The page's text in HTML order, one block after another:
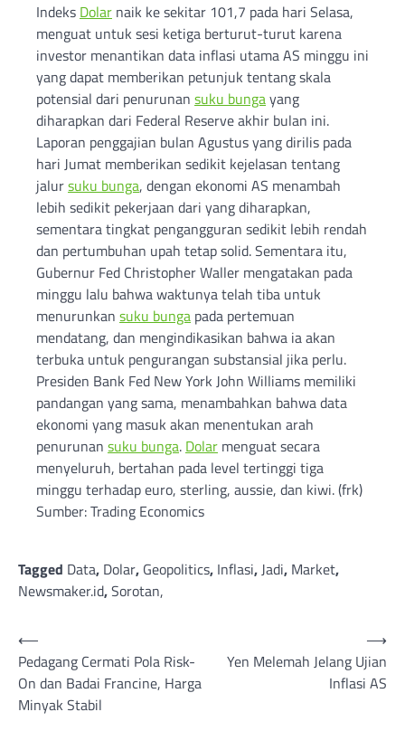
Indeks Dolar naik ke sekitar 101,7 pada hari Selasa,
menguat untuk sesi ketiga berturut-turut karena
investor menantikan data inflasi utama AS minggu ini
yang dapat memberikan petunjuk tentang skala
potensial dari penurunan suku bungayang
diharapkan dari Federal Reserve akhir bulan ini.
Laporan penggajian bulan Agustus yang dirilis pada
hari Jumat memberikan sedikit kejelasan tentang
jalursuku bunga, dengan ekonomi AS menambah
lebih sedikit pekerjaan dari yang diharapkan,
sementara tingkat pengangguran sedikit lebih rendah
dan pertumbuhan upah tetap solid. Sementara itu,
Gubernur Fed Christopher Waller mengatakan pada
minggu lalu bahwa waktunya telah tiba untuk
menurunkan suku bunga pada pertemuan
mendatang, dan mengindikasikan bahwa ia akan
terbuka untuk pengurangan substansial jika perlu.
Presiden Bank Fed New York John Williams memiliki
pandangan yang sama, menambahkan bahwa data
ekonomi yang masuk akan menentukan arah
penurunan suku bunga. Dolar menguat secara
menyeluruh, bertahan pada level tertinggi tiga
minggu terhadap euro, sterling, aussie, dan kiwi. (frk)
Sumber: Trading Economics
Tagged Data, Dolar, Geopolitics, Inflasi,Jadi, Market,
Newsmaker.id,Sorotan,
Post
navigation
⟵
Pedagang Cermati Pola Risk-
On dan Badai Francine, Harga
Minyak Stabil
Yen Melemah Jelang Ujian
Inflasi AS
⟶